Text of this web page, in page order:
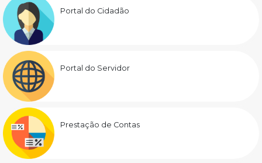
Portal do Cidadão
Portal do Servidor
Prestação de Contas